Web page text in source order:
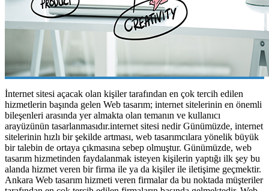
İnternet sitesi açacak olan kişiler tarafından en çok tercih edilen
hizmetlerin başında gelen Web tasarım; internet sitelerinin en önemli
bileşenleri arasında yer almakta olan temanın ve kullanıcı
arayüzünün tasarlanmasıdır.internet sitesi nedir Günümüzde, internet
sitelerinin hızlı bir şekilde artması, web tasarımcılara yönelik büyük
bir talebin de ortaya çıkmasına sebep olmuştur. Günümüzde, web
tasarım hizmetinden faydalanmak isteyen kişilerin yaptığı ilk şey bu
alanda hizmet veren bir firma ile ya da kişiler ile iletişime geçmektir.
Ankara Web tasarım hizmeti veren firmalar da bu noktada müşteriler